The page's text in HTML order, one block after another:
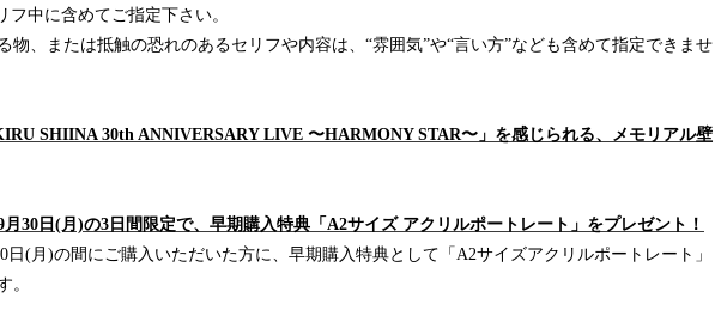
フ中に含めてご指定下さい。
物、または抵触の恐れのあるセリフや内容は、“雰囲気”や“言い方”なども含めて指定できませ
SHIINA 30th ANNIVERSARY LIVE 〜HARMONY STAR〜」を感じられる、メモリアル壁
30日(月)の3日間限定で、早期購入特典「A2サイズ アクリルポートレート」をプレゼント！
日(月)の間にご購入いただいた方に、早期購入特典として「A2サイズアクリルポートレート」
。